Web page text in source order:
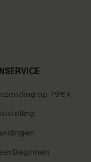
op 79€+
Beginnen